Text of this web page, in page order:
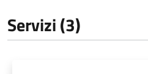
Servizi (3)